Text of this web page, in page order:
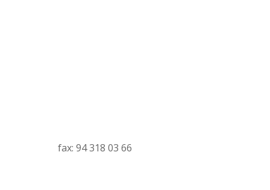
fax: 94 318 03 66